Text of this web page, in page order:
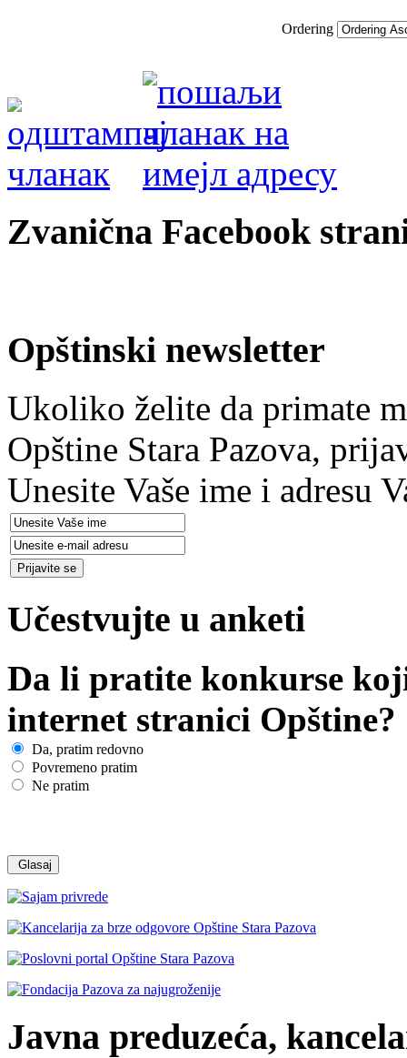
Ordering
Zvanična Facebook
Opštinski newsletter
Ukoliko želite da primate
Opštine Stara Pazova,
Unesite Vaše ime i adresu
Učestvujte u anketi
Da li pratite konkurse
internet stranici Opštine?
Da, pratim redovno
Povremeno pratim
Ne pratim
Javna preduzeća,